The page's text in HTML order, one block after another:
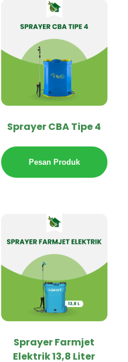
Sprayer CBA Tipe 4
Pesan Produk
Sprayer Farmjet
Elektrik 13,8 Liter